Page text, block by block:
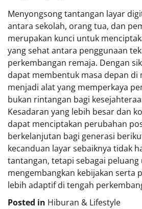
Menyongsong tantangan layar
antara sekolah, orang tua, dan
merupakan kunci untuk
yang sehat antara penggunaan
perkembangan remaja. Dengan
dapat membentuk masa depan di
menjadi alat yang memperkaya
bukan rintangan bagi
Kesadaran yang lebih besar dan
dapat menciptakan perubahan
berkelanjutan bagi generasi
kecanduan layar sebaiknya tidak
tantangan, tetapi sebagai peluang
mengembangkan kebijakan serta
lebih adaptif di tengah
Posted in Hiburan & Lifestyle